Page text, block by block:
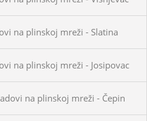
na plinskoj mreži - Slatina
na plinskoj mreži - Josipovac
na plinskoj mreži - Čepin